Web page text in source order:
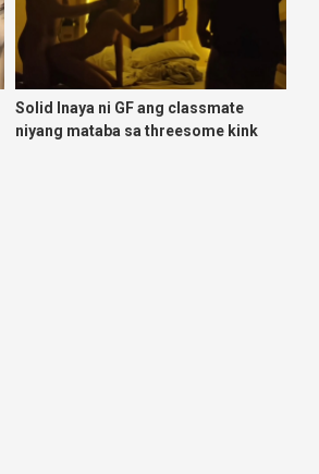
Solid Inaya ni GF ang classmate
niyang mataba sa threesome kink